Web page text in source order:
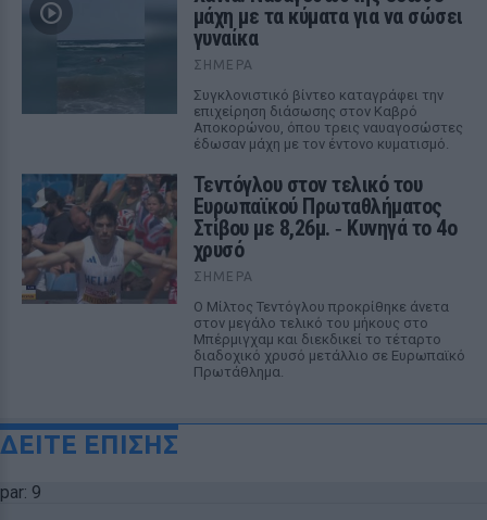
μάχη με τα κύματα για να σώσει
γυναίκα
ΣΉΜΕΡΑ
Συγκλονιστικό βίντεο καταγράφει την
επιχείρηση διάσωσης στον Καβρό
Αποκορώνου, όπου τρεις ναυαγοσώστες
έδωσαν μάχη με τον έντονο κυματισμό.
Τεντόγλου στον τελικό του
Ευρωπαϊκού Πρωταθλήματος
Στίβου με 8,26μ. ‑ Κυνηγά το 4ο
χρυσό
ΣΉΜΕΡΑ
Ο Μίλτος Τεντόγλου προκρίθηκε άνετα
στον μεγάλο τελικό του μήκους στο
Μπέρμιγχαμ και διεκδικεί το τέταρτο
διαδοχικό χρυσό μετάλλιο σε Ευρωπαϊκό
Πρωτάθλημα.
ΔΕΙΤΕ ΕΠΙΣΗΣ
par: 9